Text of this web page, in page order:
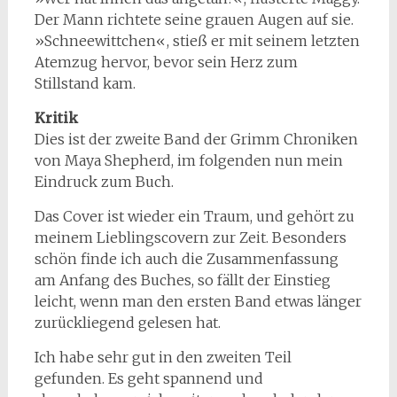
Der Mann richtete seine grauen Augen auf sie.
»Schneewittchen«, stieß er mit seinem letzten
Atemzug hervor, bevor sein Herz zum
Stillstand kam.
Kritik
Dies ist der zweite Band der Grimm Chroniken
von Maya Shepherd, im folgenden nun mein
Eindruck zum Buch.
Das Cover ist wieder ein Traum, und gehört zu
meinem Lieblingscovern zur Zeit. Besonders
schön finde ich auch die Zusammenfassung
am Anfang des Buches, so fällt der Einstieg
leicht, wenn man den ersten Band etwas länger
zurückliegend gelesen hat.
Ich habe sehr gut in den zweiten Teil
gefunden. Es geht spannend und